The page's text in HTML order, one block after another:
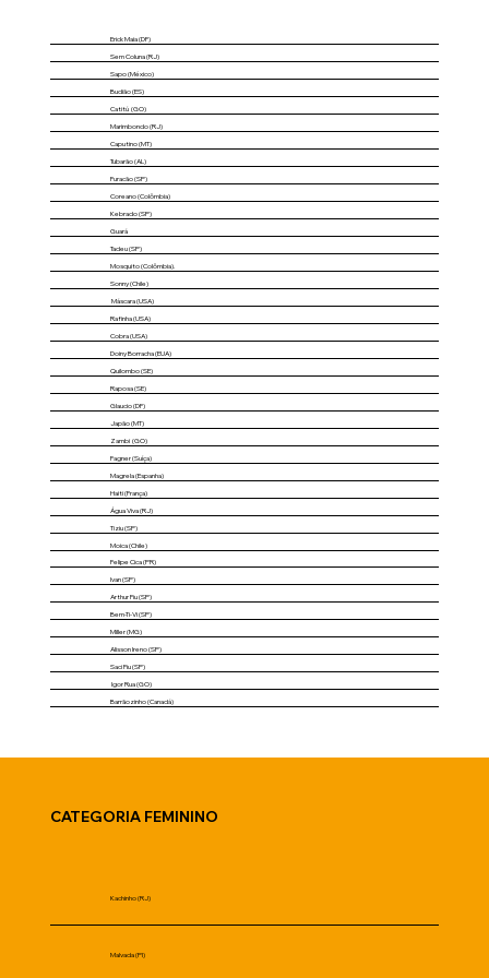
Erick Maia (DF)
Sem Coluna (RJ)
Sapo (México)
Budião (ES)
Catitú (GO)
Marimbondo (RJ)
Caputino (MT)
Tubarão (AL)
Furacão (SP)
Coreano (Colômbia)
Kebrado (SP)
Guará
Tadeu (SP)
Mosquito (Colômbia).
Sonny (Chile)
Máscara (USA)
Rafinha (USA)
Cobra (USA)
Doiny Borracha (EUA)
Quilombo (SE)
Raposa (SE)
Glaucio (DF)
Japão (MT)
Zambi (GO)
Fagner (Suíça)
Magrela (Espanha)
Haiti (França)
Água Viva (RJ)
Tiziu (SP)
Moica (Chile)
Felipe Cica (PR)
Ivan (SP)
Arthur Fiu (SP)
Bem-Ti-Vi (SP)
Miller (MG)
Alisson Ireno (SP)
Saci Fiu (SP)
Igor Rua (GO)
Barrãozinho (Canadá)
CATEGORIA FEMININO
Kachinho (RJ)
Malvada (PI)